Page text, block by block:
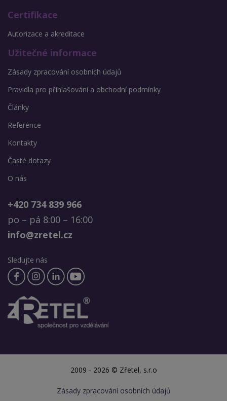
Certifikace
Autorizace a akreditace
Užitečné informace
Zásady zpracování osobních údajů
Pravidla pro přihlašování a obchodní podmínky
Články
Reference
Kontakty
Časté dotazy
O nás
+420 734 839 966
po – pá 8:00 – 16:00
info@zretel.cz
Sledujte nás
2009 - 2026 © Zřetel, s.r.o
Zásady zpracování osobních údajů